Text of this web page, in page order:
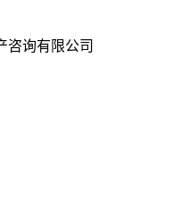
咨询有限公司